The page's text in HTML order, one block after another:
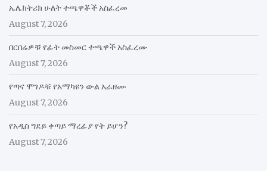
ኤሌክትሪክ ሁለት ተጫዋቾች አስፈረመ
August 7, 2026
በርበሬዎቹ የፊት መስመር ተጫዋች አስፈረሙ
August 7, 2026
የጣና ሞገዶቹ የአማካዩን ውል አራዘሙ
August 7, 2026
የአዲስ ግደይ ቀጣይ ማረፊያ የት ይሆን?
August 7, 2026